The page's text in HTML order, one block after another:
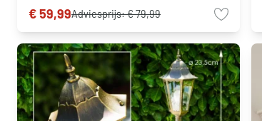
€ 59,99Adviesprijs:€ 79,99